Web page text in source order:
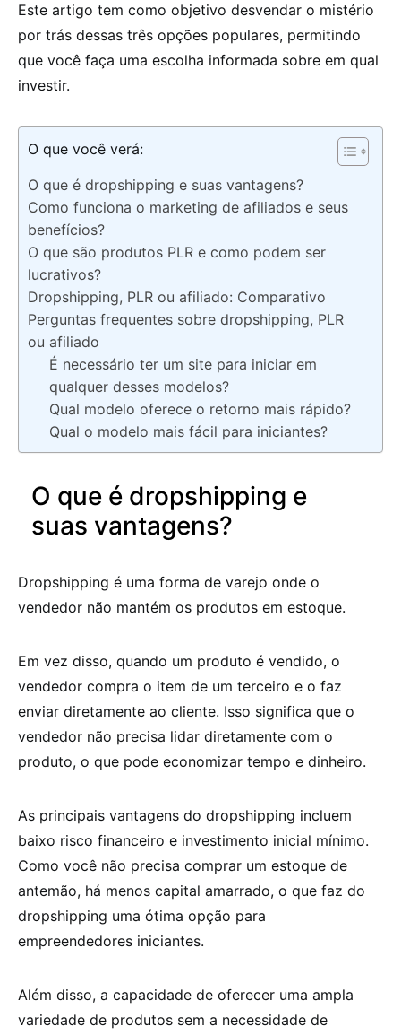
Este artigo tem como objetivo desvendar o mistério
por trás dessas três opções populares, permitindo
que você faça uma escolha informada sobre em qual
investir.
O que você verá:
O que é dropshipping e suas vantagens?
Como funciona o marketing de afiliados e seus
benefícios?
O que são produtos PLR e como podem ser
lucrativos?
Dropshipping, PLR ou afiliado: Comparativo
Perguntas frequentes sobre dropshipping, PLR
ou afiliado
É necessário ter um site para iniciar em
qualquer desses modelos?
Qual modelo oferece o retorno mais rápido?
Qual o modelo mais fácil para iniciantes?
O que é dropshipping e
suas vantagens?
Dropshipping é uma forma de varejo onde o
vendedor não mantém os produtos em estoque.
Em vez disso, quando um produto é vendido, o
vendedor compra o item de um terceiro e o faz
enviar diretamente ao cliente. Isso significa que o
vendedor não precisa lidar diretamente com o
produto, o que pode economizar tempo e dinheiro.
As principais vantagens do dropshipping incluem
baixo risco financeiro e investimento inicial mínimo.
Como você não precisa comprar um estoque de
antemão, há menos capital amarrado, o que faz do
dropshipping uma ótima opção para
empreendedores iniciantes.
Além disso, a capacidade de oferecer uma ampla
variedade de produtos sem a necessidade de